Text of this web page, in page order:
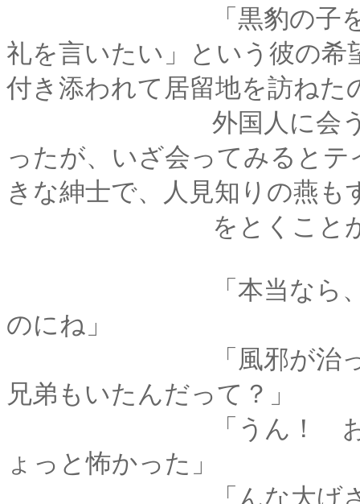
「黒豹の子を守って
礼を言いたい」という彼の
付き添われて居留地を訪ねた
外国人に会うのは怖
ったが、いざ会ってみると
きな紳士で、人見知りの燕も
をとくことがで
「本当なら、弥彦く
のにね」
「風邪が治ったら行
兄弟もいたんだって？」
「うん！ お母さん
ょっと怖かった」
「んな大げさな。